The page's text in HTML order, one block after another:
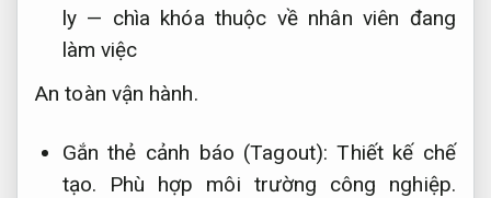
ly — chìa khóa thuộc về nhân viên đang
làm việc
An toàn vận hành.
Gắn thẻ cảnh báo (Tagout):Thiết kế chế
tạo.
Phù hợp môi trường công nghiệp.